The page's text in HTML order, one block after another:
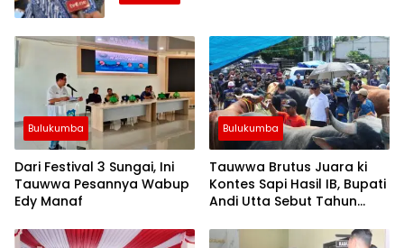
Bulukumba
Dari Festival 3 Sungai, Ini
Tauwwa Pesannya Wabup
Edy Manaf
Bulukumba
Tauwwa Brutus Juara ki
Kontes Sapi Hasil IB, Bupati
Andi Utta Sebut Tahun
Lebih Besar